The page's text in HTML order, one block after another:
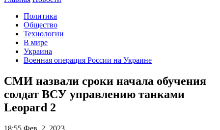
Политика
Общество
Технологии
В мире
Украина
Военная операция России на Украине
СМИ назвали сроки начала обучения
солдат ВСУ управлению танками
Leopard 2
18:55 Фев. 2, 2023